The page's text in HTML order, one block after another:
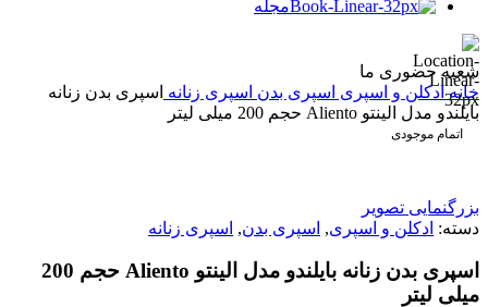
مجله
شعبه حضوری ما
خانهادکلن و اسپری اسپری بدن اسپری زنانه اسپری بدن زنانه
بایلندو مدل الینتو Aliento حجم 200 میلی لیتر
اتمام موجودی
بزرگنمایی تصویر
دسته: ادکلن و اسپری, اسپری بدن, اسپری زنانه
اسپری بدن زنانه بایلندو مدل الینتو Aliento حجم 200
میلی لیتر